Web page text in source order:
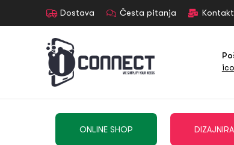
Dostava Česta pitanja Kontakt
ONLINE SHOP